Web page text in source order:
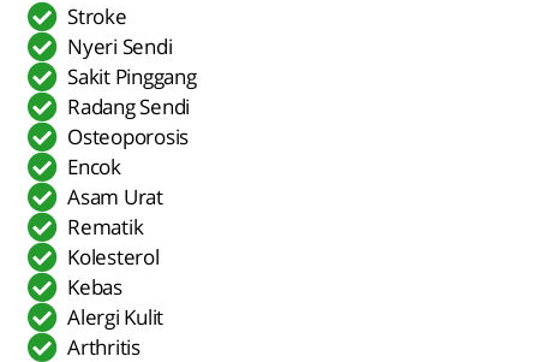
Stroke
Nyeri Sendi
Sakit Pinggang
Radang Sendi
Osteoporosis
Encok
Asam Urat
Rematik
Kolesterol
Kebas
Alergi Kulit
Arthritis